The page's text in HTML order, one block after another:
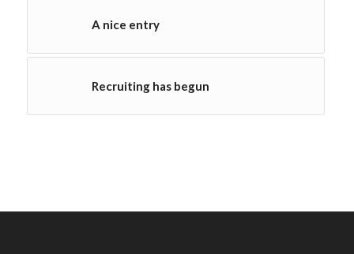
A nice entry
Recruiting has begun